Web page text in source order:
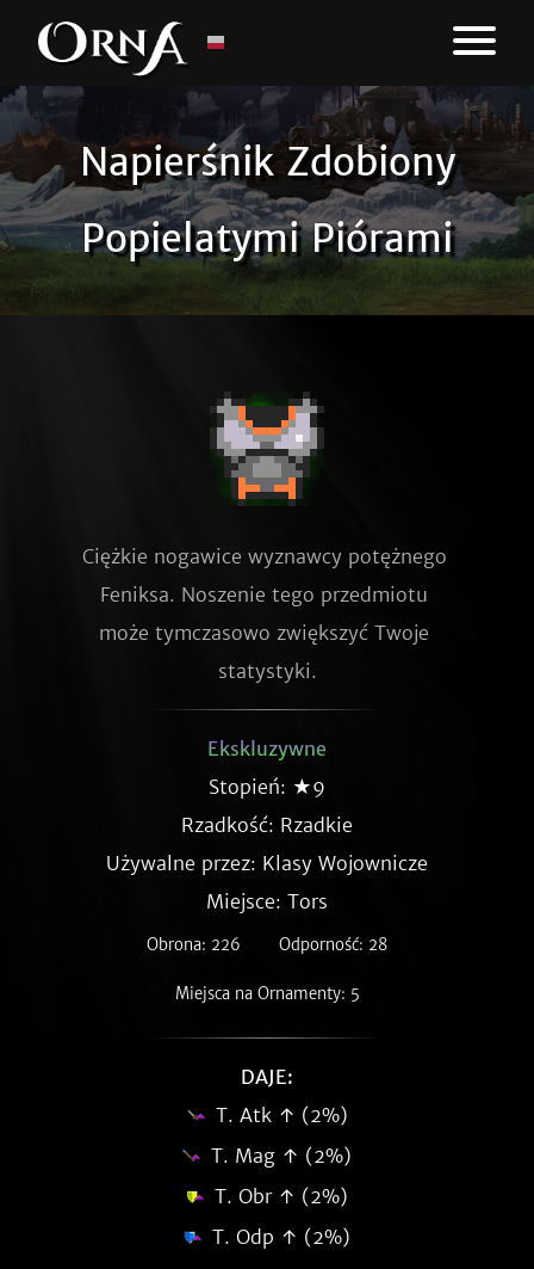
Napierśnik Zdobiony
Popielatymi Piórami
Ciężkie nogawice wyznawcy potężnego
Feniksa. Noszenie tego przedmiotu
może tymczasowo zwiększyć Twoje
statystyki.
Ekskluzywne
Stopień: ★9
Rzadkość: Rzadkie
Używalne przez: Klasy Wojownicze
Miejsce: Tors
Obrona: 226 Odporność: 28
Miejsca na Ornamenty: 5
DAJE:
T. Atk ↑ (2%)
T. Mag ↑ (2%)
T. Obr ↑ (2%)
T. Odp ↑ (2%)